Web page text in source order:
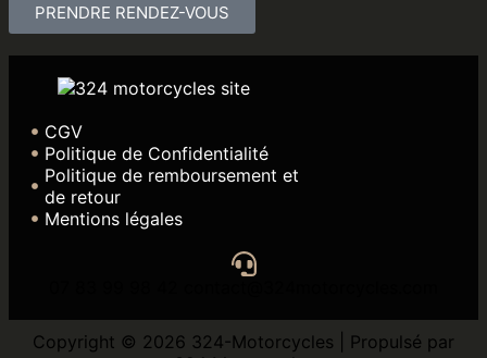
PRENDRE RENDEZ-VOUS
CGV
Politique de Confidentialité
Politique de remboursement et
de retour
Mentions légales
Copyright © 2026 324-Motorcycles | Propulsé par